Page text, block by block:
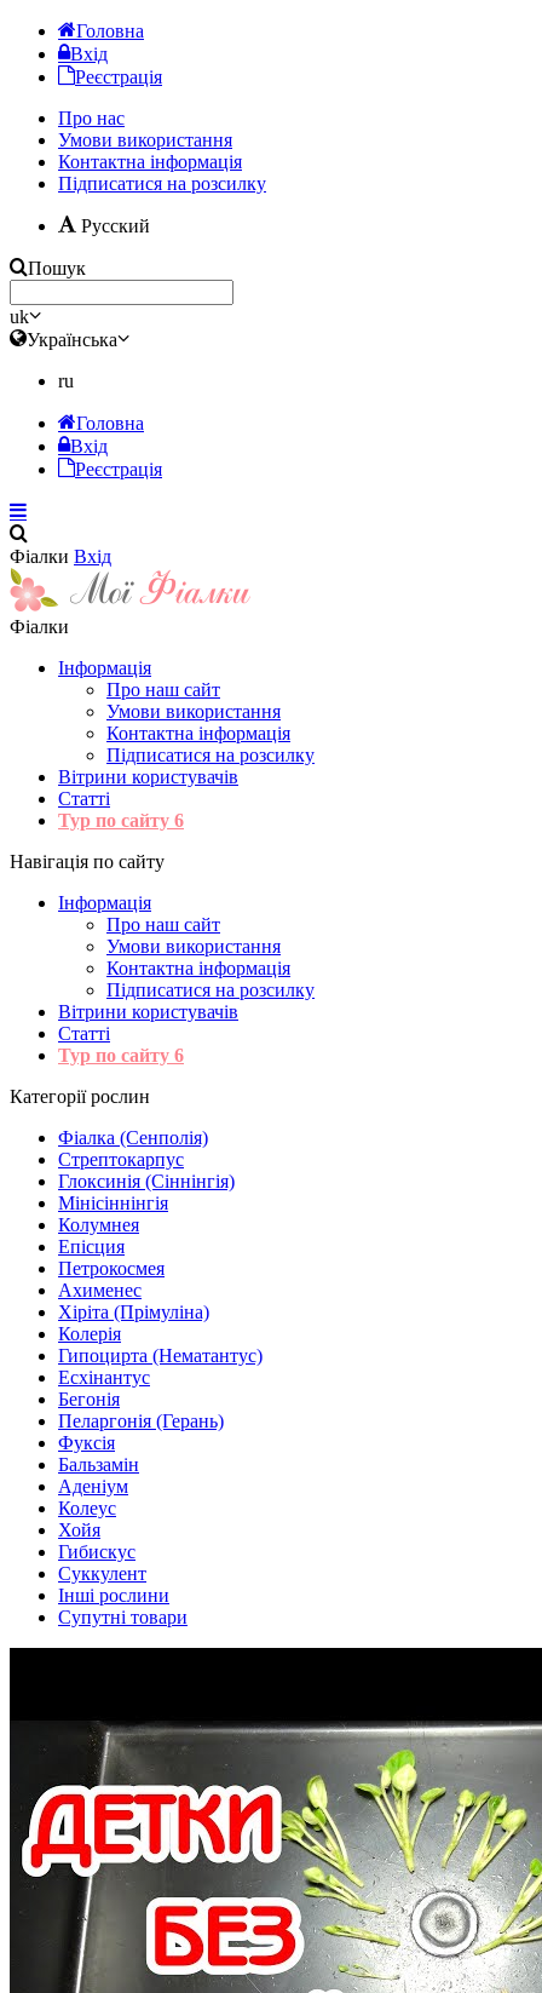
Головна
Вхід
Реєстрація
Про нас
Умови використання
Контактна інформація
Підписатися на розсилку
Русский
Пошук
uk
Українська
ru
Головна
Вхід
Реєстрація
Фіалки Вхід
Фіалки
Інформація
Про наш сайт
Умови використання
Контактна інформація
Підписатися на розсилку
Вітрини користувачів
Статті
Тур по сайту 6
Навігація по сайту
Інформація
Про наш сайт
Умови використання
Контактна інформація
Підписатися на розсилку
Вітрини користувачів
Статті
Тур по сайту 6
Категорії рослин
Фіалка (Сенполія)
Стрептокарпус
Глоксинія (Сіннінгія)
Мінісіннінгія
Колумнея
Епісция
Петрокосмея
Ахименес
Хіріта (Прімуліна)
Колерія
Гипоцирта (Нематантус)
Есхінантус
Бегонія
Пеларгонія (Герань)
Фуксія
Бальзамін
Аденіум
Колеус
Хойя
Гибискус
Суккулент
Інші рослини
Супутні товари